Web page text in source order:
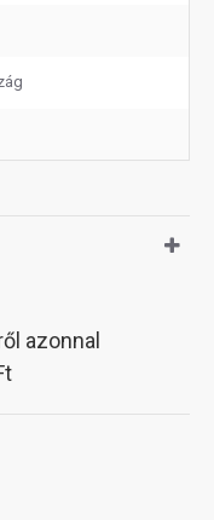
azonnal